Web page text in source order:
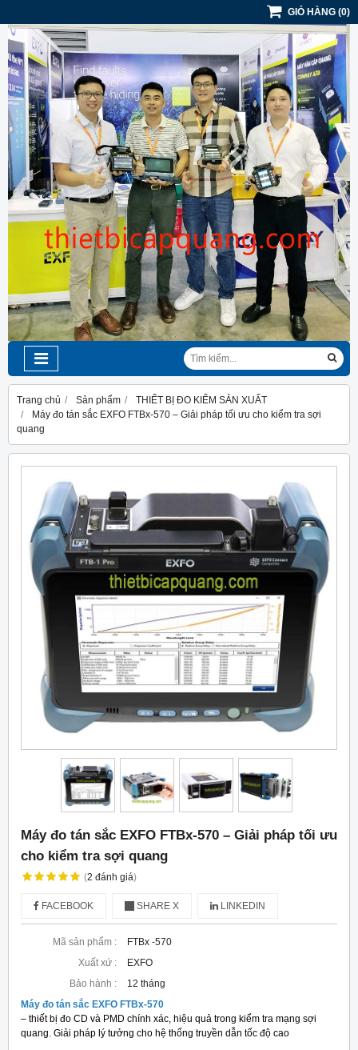
GIỎ HÀNG (0)
Trang chủ Sản phẩm
THIẾT BỊ ĐO KIỂM SẢN XUẤT
Máy đo tán sắc EXFO FTBx-570 – Giải pháp tối ưu cho kiểm tra sợi
quang
Máy đo tán sắc EXFO FTBx-570 – Giải pháp tối ưu
cho kiểm tra sợi quang
(2 đánh giá)
FACEBOOK SHARE X LINKEDIN
Mã sản phẩm :
FTBx -570
Xuất xứ :
EXFO
Bảo hành :
12 tháng
Máy đo tán sắc EXFO FTBx-570
– thiết bị đo CD và PMD chính xác, hiệu quả trong kiểm tra mạng sợi
quang. Giải pháp lý tưởng cho hệ thống truyền dẫn tốc độ cao